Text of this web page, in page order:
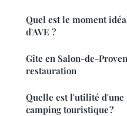
Quel est le moment
d'AVE ?
Gîte en Salon-de-
restauration
Quelle est l'utilité d'une
camping touristique ?